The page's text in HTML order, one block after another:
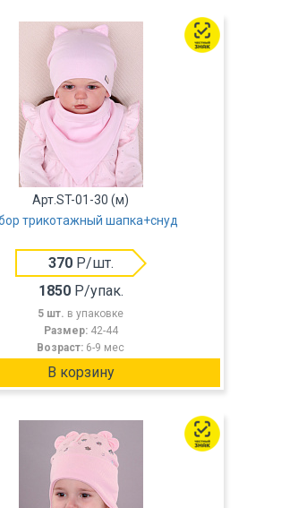
Арт.ST-01-30 (м)
трикотажный шапка+снуд
370Р/шт.
1850Р/упак.
5 шт. в упаковке
Размер: 42-44
Возраст: 6-9 мес